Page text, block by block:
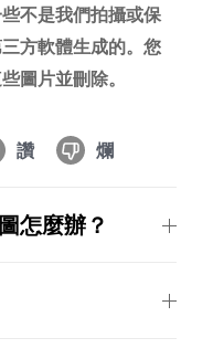
不是我們拍攝或保
方軟體生成的。您
圖片並刪除。
讚 爛
怎麼辦？